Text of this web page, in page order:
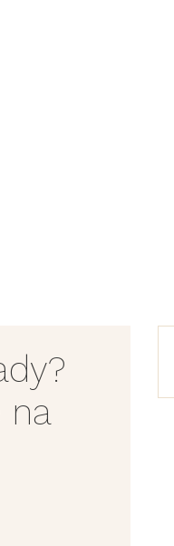
na